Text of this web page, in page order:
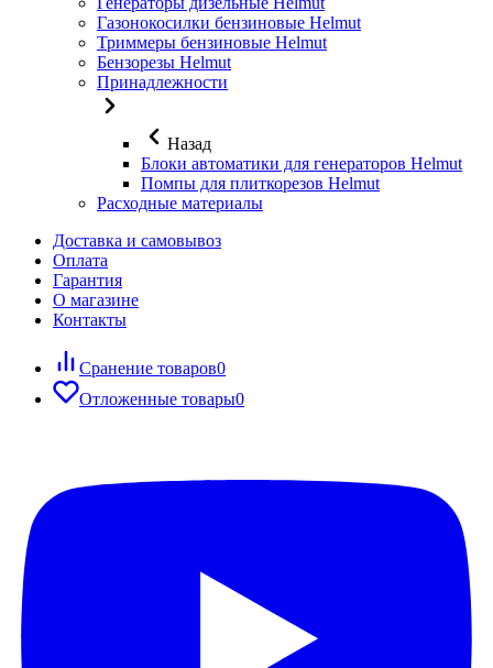
Газонокосилки бензиновые Helmut
Триммеры бензиновые Helmut
Бензорезы Helmut
Принадлежности
Назад
Блоки автоматики для генераторов Helmut
Помпы для плиткорезов Helmut
Расходные материалы
Доставка и самовывоз
Оплата
Гарантия
О магазине
Контакты
Сранение товаров0
Отложенные товары0